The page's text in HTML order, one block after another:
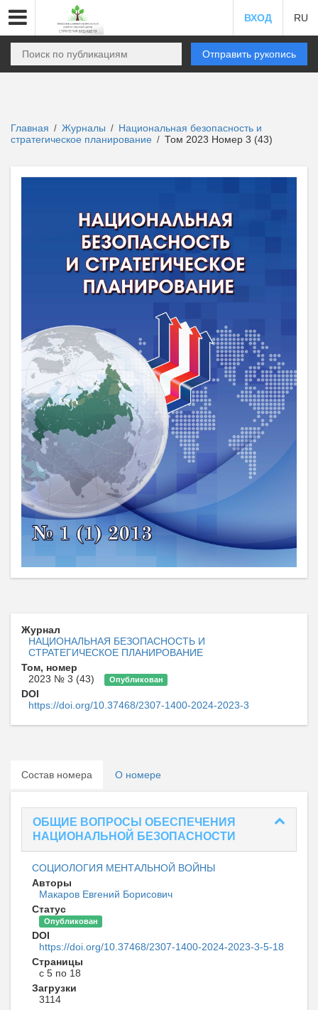
ВХОД RU
Отправить рукопись
Главная / Журналы / Национальная безопасность и
стратегическое планирование / Том 2023 Номер 3 (43)
Журнал
НАЦИОНАЛЬНАЯ БЕЗОПАСНОСТЬ И
СТРАТЕГИЧЕСКОЕ ПЛАНИРОВАНИЕ
Том, номер
2023 № 3 (43)
Опубликован
DOI
https://doi.org/10.37468/2307-1400-2024-2023-3
Состав номера О номере
ОБЩИЕ ВОПРОСЫ ОБЕСПЕЧЕНИЯ
НАЦИОНАЛЬНОЙ БЕЗОПАСНОСТИ
СОЦИОЛОГИЯ МЕНТАЛЬНОЙ ВОЙНЫ
Авторы
Макаров Евгений Борисович
Статус
Опубликован
DOI
https://doi.org/10.37468/2307-1400-2024-2023-3-5-18
Страницы
с 5 по 18
Загрузки
3114